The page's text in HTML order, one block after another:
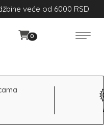
veće od 6000 RSD
0